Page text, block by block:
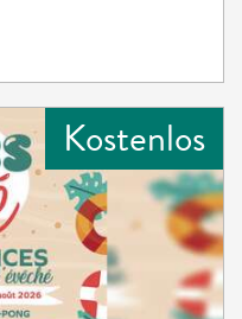
Kostenlos